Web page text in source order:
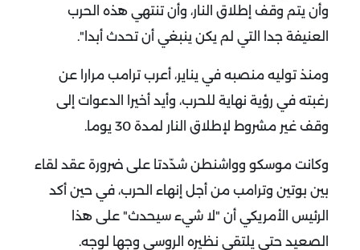
وأن يتم وقف إطلاق النار، وأن تنتهي هذه الحرب
العنيفة جدا التي لم يكن ينبغي أن تحدث أبدا".
ومنذ توليه منصبه في يناير، أعرب ترامب مرارا عن
رغبته في رؤية نهاية للحرب، وأيد أخيرا الدعوات إلى
وقف غير مشروط لإطلاق النار لمدة 30 يوما.
وكانت موسكو وواشنطن شدّدتا على ضرورة عقد لقاء
بين بوتين وترامب من أجل إنهاء الحرب، في حين أكد
الرئيس الأمريكي أن "لا شيء سيحدث" على هذا
الصعيد حتى يلتقي نظيره الروسي وجها لوجه.